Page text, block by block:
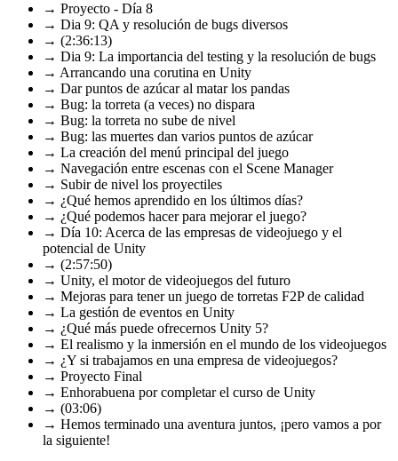
→ Proyecto - Día 8
→ Dia 9: QA y resolución de bugs diversos
→ (2:36:13)
→ Dia 9: La importancia del testing y la resolución de bugs
→ Arrancando una corutina en Unity
→ Dar puntos de azúcar al matar los pandas
→ Bug: la torreta (a veces) no dispara
→ Bug: la torreta no sube de nivel
→ Bug: las muertes dan varios puntos de azúcar
→ La creación del menú principal del juego
→ Navegación entre escenas con el Scene Manager
→ Subir de nivel los proyectiles
→ ¿Qué hemos aprendido en los últimos días?
→ ¿Qué podemos hacer para mejorar el juego?
→ Día 10: Acerca de las empresas de videojuego y el
potencial de Unity
→ (2:57:50)
→ Unity, el motor de videojuegos del futuro
→ Mejoras para tener un juego de torretas F2P de calidad
→ La gestión de eventos en Unity
→ ¿Qué más puede ofrecernos Unity 5?
→ El realismo y la inmersión en el mundo de los videojuegos
→ ¿Y si trabajamos en una empresa de videojuegos?
→ Proyecto Final
→ Enhorabuena por completar el curso de Unity
→ (03:06)
→ Hemos terminado una aventura juntos, ¡pero vamos a por
la siguiente!